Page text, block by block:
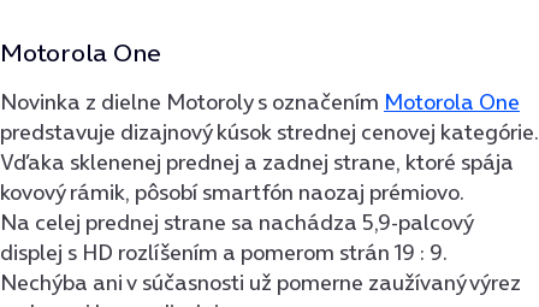
Motorola One
Novinka z dielne Motoroly s označením Motorola One
predstavuje dizajnový kúsok strednej cenovej kategórie.
Vďaka sklenenej prednej a zadnej strane, ktoré spája
kovový rámik, pôsobí smartfón naozaj prémiovo.
Na celej prednej strane sa nachádza 5,9-palcový
displej s HD rozlíšením a pomerom strán 19 : 9.
Nechýba ani v súčasnosti už pomerne zaužívaný výrez